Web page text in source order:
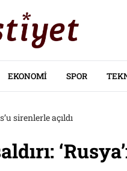
EKONOMI SPOR
sirenlerle açıldı